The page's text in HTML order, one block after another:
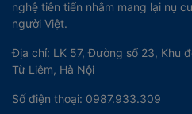
nghệ tiên tiến nhằm mang lại nụ
người Việt.
Địa chỉ: LK 57, Đường số 23, Khu
Từ Liêm, Hà Nội
Số điện thoại: 0987.933.309